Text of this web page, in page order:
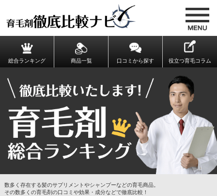
総合ランキング 商品一覧 口コミから探す 役立つ育毛コラム
数多く存在する髪のサプリメントやシャンプーなどの育毛商品。
その数多くの育毛剤の口コミや効果・成分などで徹底比較！